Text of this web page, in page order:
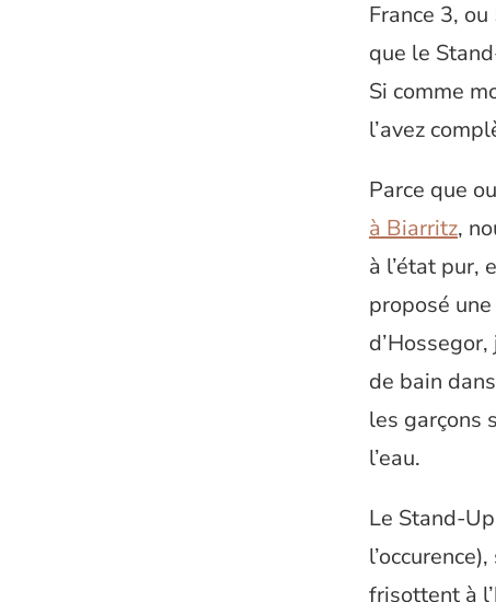
France 3,
que le
Si comme
l’avez
Parce que
à Biarritz,
à l’état pur,
proposé
de bain
les garçons
l’eau.
Le Stand-
frisottent à